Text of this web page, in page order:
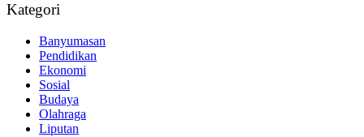
Kategori
Banyumasan
Pendidikan
Ekonomi
Sosial
Budaya
Olahraga
Liputan